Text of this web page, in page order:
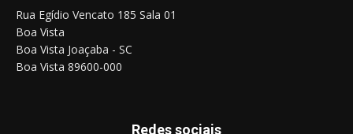
Rua Egídio Vencato 185 Sala 01
Boa Vista
Boa Vista Joaçaba - SC
Boa Vista 89600-000
Redes sociais